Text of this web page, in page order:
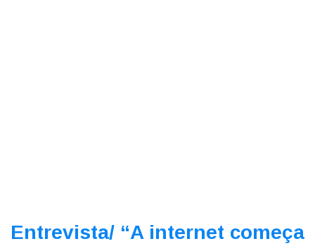
Entrevista/ “A internet começa